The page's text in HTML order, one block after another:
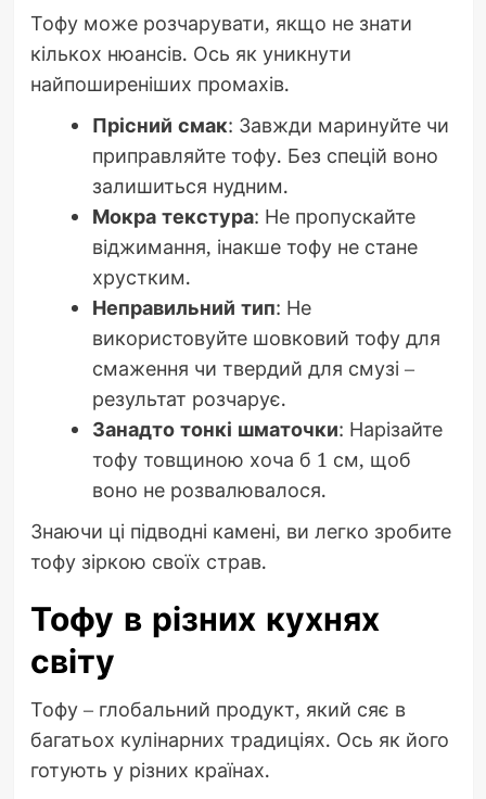
Тофу може розчарувати, якщо не знати
кількох нюансів. Ось як уникнути
найпоширеніших промахів.
Прісний смак: Завжди маринуйте чи
приправляйте тофу. Без спецій воно
залишиться нудним.
Мокра текстура: Не пропускайте
віджимання, інакше тофу не стане
хрустким.
Неправильний тип: Не
використовуйте шовковий тофу для
смаження чи твердий для смузі –
результат розчарує.
Занадто тонкі шматочки: Нарізайте
тофу товщиною хоча б 1 см, щоб
воно не розвалювалося.
Знаючи ці підводні камені, ви легко зробите
тофу зіркою своїх страв.
Тофу в різних кухнях
світу
Тофу – глобальний продукт, який сяє в
багатьох кулінарних традиціях. Ось як його
готують у різних країнах.